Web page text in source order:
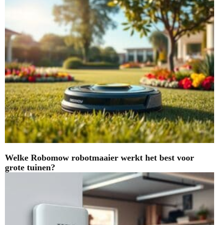
Welke Robomow robotmaaier werkt het best voor
grote tuinen?